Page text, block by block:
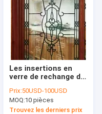
Les insertions en
verre de rechange de
de 22 x de 10in 17mm
cognent Reseistant
Prix:50USD-100USD
MOQ:10 pièces
Trouvez les derniers prix